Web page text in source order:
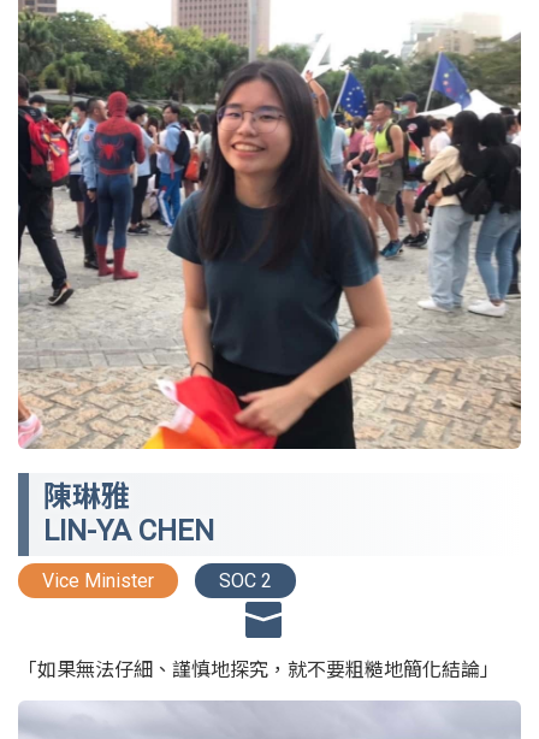
陳琳雅
LIN-YA CHEN
Vice Minister SOC 2
「如果無法仔細、謹慎地探究，就不要粗糙地簡化結論」